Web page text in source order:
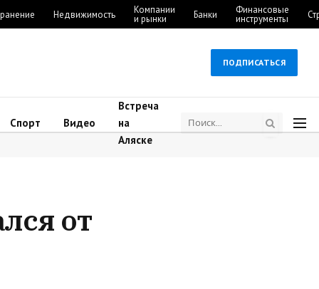
Недвижимость Компании
и рынки Банки Финансовые
инструменты
ПОДПИСАТЬСЯ
Спорт Видео
Встреча
на
Аляске
от